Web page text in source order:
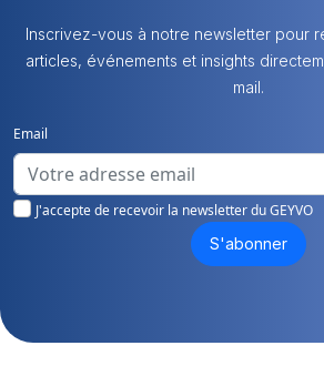
Inscrivez-vous à notre newsletter pour
articles, événements et insights
mail.
Email
J'accepte de recevoir la newsletter du GEYVO
S'abonner